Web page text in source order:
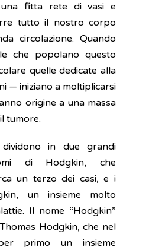
una fitta rete di vasi e
tutto il nostro corpo
circolazione. Quando
che popolano questo
quelle dedicate alla
— iniziano a moltiplicarsi
origine a una massa
tumore.
in due grandi
di Hodgkin, che
un terzo dei casi, e i
un insieme molto
Il nome “Hodgkin”
Hodgkin, che nel
primo un insieme